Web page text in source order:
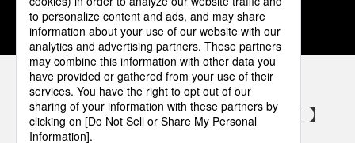
1 2 3 4 5
パナソニックの電気設備 SNSアカウント